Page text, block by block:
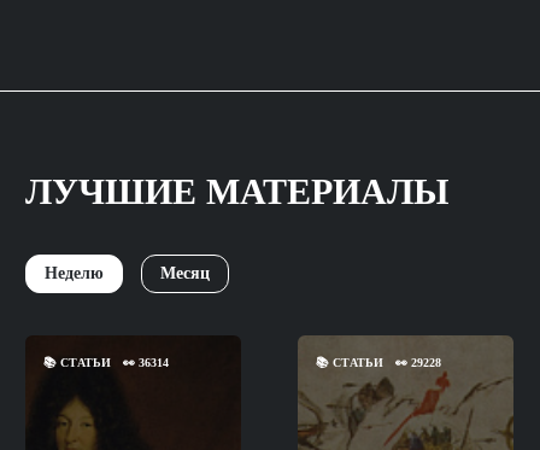
ЛУЧШИЕ МАТЕРИАЛЫ
Неделю Месяц
📚 СТАТЬИ 👀 36314 📚СТАТЬИ 👀29228